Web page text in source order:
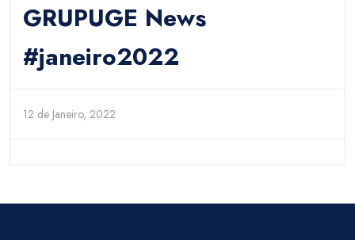
GRUPUGE News
#janeiro2022
12 de Janeiro, 2022